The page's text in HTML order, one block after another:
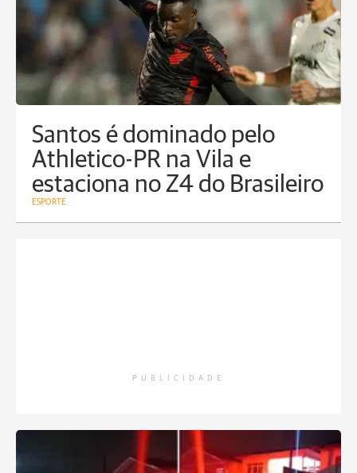
Santos é dominado pelo
Athletico-PR na Vila e
estaciona no Z4 do Brasileiro
ESPORTE
PUBLICIDADE